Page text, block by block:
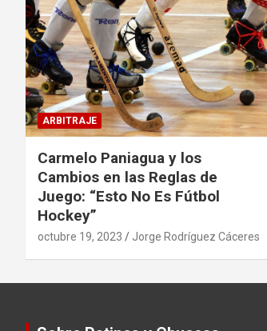
ARBITRAJE
Carmelo Paniagua y los
Cambios en las Reglas de
Juego: “Esto No Es Fútbol
Hockey”
octubre 19, 2023 Jorge Rodríguez Cáceres